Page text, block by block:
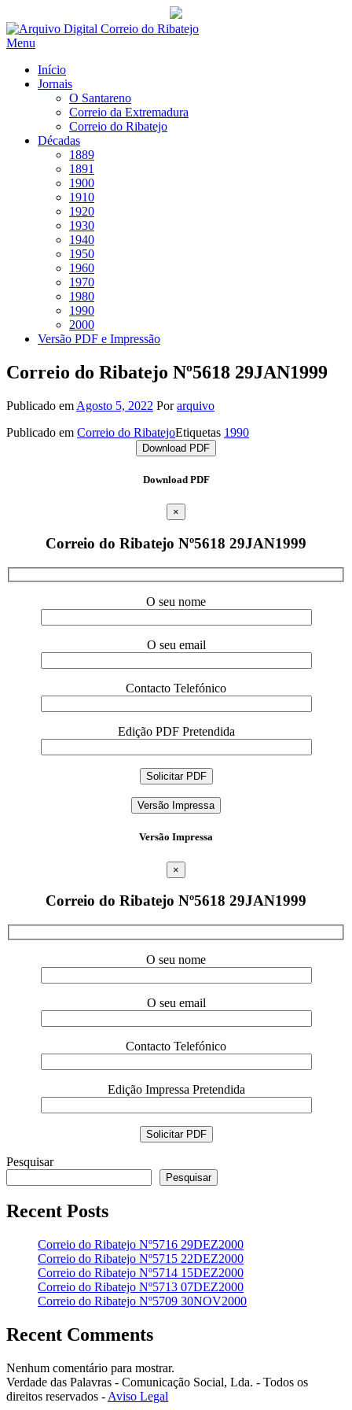
Saltar
para
Menu
Início
Jornais
O Santareno
Correio da Extremadura
Correio do Ribatejo
Décadas
1889
1891
1900
1910
1920
1930
1940
1950
1960
1970
1980
1990
2000
Versão PDF e Impressão
Correio do Ribatejo Nº5618 29JAN1999
Publicado em Agosto 5, 2022 Porarquivo
Publicado em Correio do RibatejoEtiquetas 1990
Download PDF
Download PDF
×
Correio do Ribatejo Nº5618 29JAN1999
O seu nome
O seu email
Contacto Telefónico
Edição PDF Pretendida
Versão Impressa
Versão Impressa
×
Correio do Ribatejo Nº5618 29JAN1999
O seu nome
O seu email
Contacto Telefónico
Edição Impressa Pretendida
Pesquisar
Pesquisar
Recent Posts
Correio do Ribatejo Nº5716 29DEZ2000
Correio do Ribatejo Nº5715 22DEZ2000
Correio do Ribatejo Nº5714 15DEZ2000
Correio do Ribatejo Nº5713 07DEZ2000
Correio do Ribatejo Nº5709 30NOV2000
Recent Comments
Nenhum comentário para mostrar.
Verdade das Palavras - Comunicação Social, Lda. - Todos os
direitos reservados - Aviso Legal